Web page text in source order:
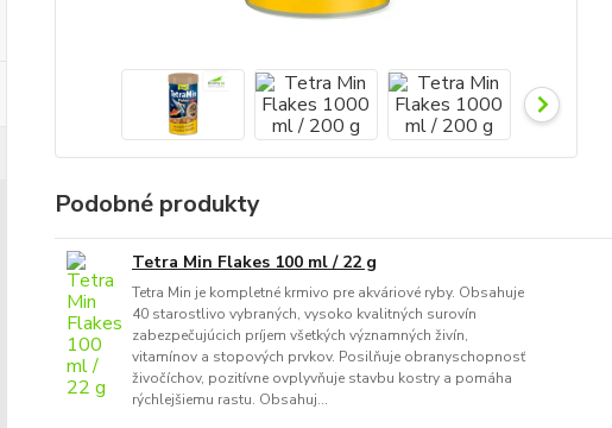
Podobné produkty
Tetra Min Flakes 100 ml / 22 g
Tetra Min je kompletné krmivo pre akváriové ryby. Obsahuje
40 starostlivo vybraných, vysoko kvalitných surovín
zabezpečujúcich príjem všetkých významných živín,
vitamínov a stopových prvkov. Posilňuje obranyschopnosť
živočíchov, pozitívne ovplyvňuje stavbu kostry a pomáha
rýchlejšiemu rastu. Obsahuj...